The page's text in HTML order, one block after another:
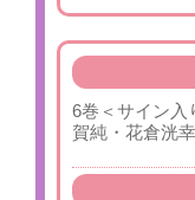
6巻＜サイン
賀純・花倉洸